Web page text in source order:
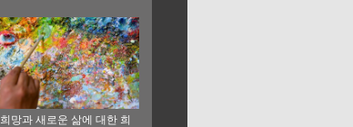
희망과 새로운 삶에 대한 희